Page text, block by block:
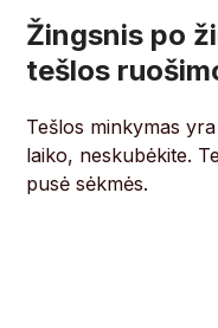
Žingsnis po
tešlos
Tešlos minkymas
laiko, neskubėkite.
pusė sėkmės.